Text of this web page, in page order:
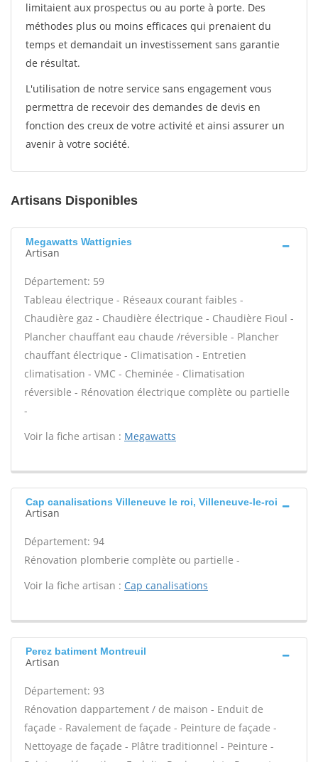
limitaient aux prospectus ou au porte à porte. Des
méthodes plus ou moins efficaces qui prenaient du
temps et demandait un investissement sans garantie
de résultat.
L'utilisation de notre service sans engagement vous
permettra de recevoir des demandes de devis en
fonction des creux de votre activité et ainsi assurer un
avenir à votre société.
Artisans Disponibles
Megawatts Wattignies
Artisan
Département: 59
Tableau électrique - Réseaux courant faibles -
Chaudière gaz - Chaudière électrique - Chaudière Fioul -
Plancher chauffant eau chaude /réversible - Plancher
chauffant électrique - Climatisation - Entretien
climatisation - VMC - Cheminée - Climatisation
réversible - Rénovation électrique complète ou partielle
-
Voir la fiche artisan : Megawatts
Cap canalisations Villeneuve le roi, Villeneuve-le-roi
Artisan
Département: 94
Rénovation plomberie complète ou partielle -
Voir la fiche artisan : Cap canalisations
Perez batiment Montreuil
Artisan
Département: 93
Rénovation dappartement / de maison - Enduit de
façade - Ravalement de façade - Peinture de façade -
Nettoyage de façade - Plâtre traditionnel - Peinture -